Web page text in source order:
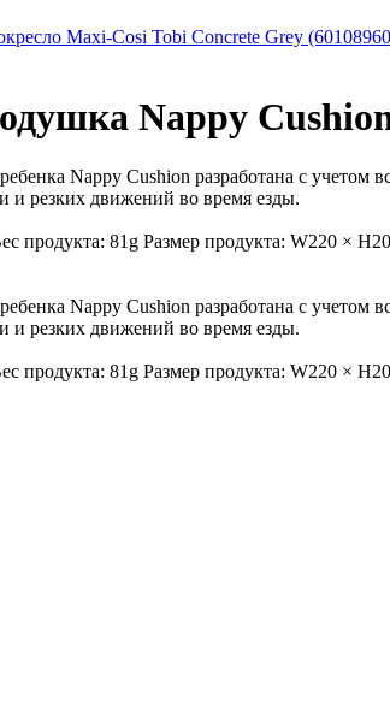
Maxi-Cosi Tobi Concrete Grey
Nappy
Nappy Cushion разработана с учетом
и резких движений во время езды.
продукта: 81g Размер продукта: W220 ×
Nappy Cushion разработана с учетом
и резких движений во время езды.
продукта: 81g Размер продукта: W220 ×